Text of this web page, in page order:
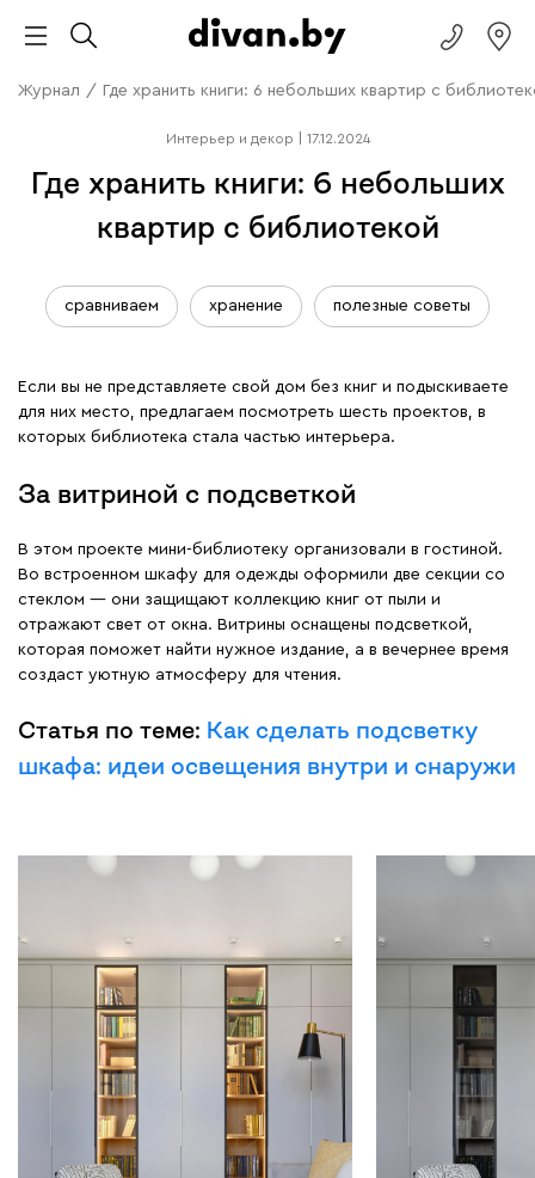
Журнал / Где хранить книги: 6 небольших квартир с
Интерьер и декор 17.12.2024
Где хранить книги: 6 небольших
квартир с библиотекой
сравниваем хранение полезные советы
Если вы не представляете свой дом без книг и подыскиваете
для них место, предлагаем посмотреть шесть проектов, в
которых библиотека стала частью интерьера.
За витриной с подсветкой
В этом проекте мини-библиотеку организовали в гостиной.
Во встроенном шкафу для одежды оформили две секции со
стеклом — они защищают коллекцию книг от пыли и
отражают свет от окна. Витрины оснащены подсветкой,
которая поможет найти нужное издание, а в вечернее время
создаст уютную атмосферу для чтения.
Статья по теме: Как сделать подсветку
шкафа: идеи освещения внутри и снаружи